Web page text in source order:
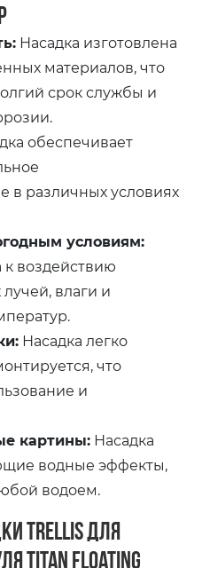
Насадка изготовлена
материалов, что
срок службы и
обеспечивает
в различных условиях
условиям:
к воздействию
влаги и
Насадка легко
что
и
картины: Насадка
водные эффекты,
водоем.
Trellis для
Titan Floating